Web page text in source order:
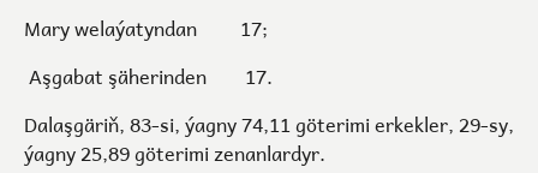
Mary welaýatyndan 17;
Aşgabat şäherinden 17.
Dalaşgäriň, 83-si, ýagny 74,11 göterimi erkekler, 29-sy,
ýagny 25,89 göterimi zenanlardyr.